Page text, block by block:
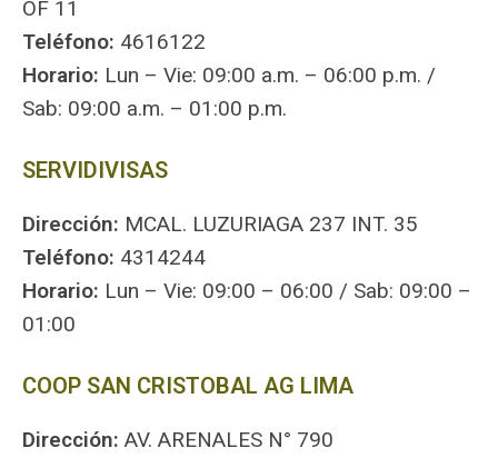
OF 11
Teléfono: 4616122
Horario: Lun – Vie: 09:00 a.m. – 06:00 p.m. /
Sab: 09:00 a.m. – 01:00 p.m.
SERVIDIVISAS
Dirección: MCAL. LUZURIAGA 237 INT. 35
Teléfono: 4314244
Horario: Lun – Vie: 09:00 – 06:00 / Sab: 09:00 –
01:00
COOP SAN CRISTOBAL AG LIMA
Dirección: AV. ARENALES N° 790